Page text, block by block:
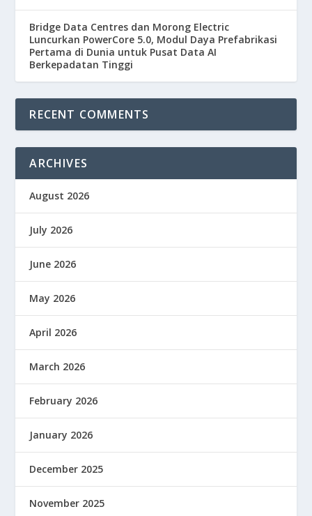
Bridge Data Centres dan Morong Electric
Luncurkan PowerCore 5.0, Modul Daya Prefabrikasi
Pertama di Dunia untuk Pusat Data AI
Berkepadatan Tinggi
RECENT COMMENTS
ARCHIVES
August 2026
July 2026
June 2026
May 2026
April 2026
March 2026
February 2026
January 2026
December 2025
November 2025